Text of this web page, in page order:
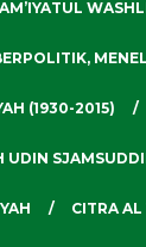
(1930-2015)
UDIN
CITRA